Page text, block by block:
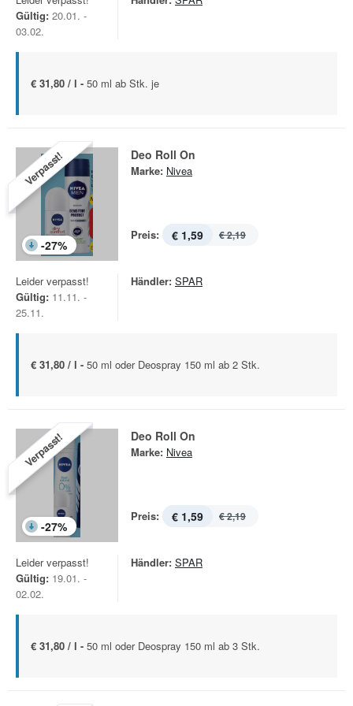
Gültig: 20.01. -
03.02.
€ 31,80 / l - 50 ml ab Stk. je
Verpasst!
-27%
Deo Roll On
Marke: Nivea
Preis: € 1,59 € 2,19
Leider verpasst!
Gültig: 11.11. -
25.11.
Händler: SPAR
€ 31,80 / l - 50 ml oder Deospray 150 ml ab 2 Stk.
Verpasst!
-27%
Deo Roll On
Marke: Nivea
Preis: € 1,59 € 2,19
Leider verpasst!
Gültig: 19.01. -
02.02.
Händler: SPAR
€ 31,80 / l - 50 ml oder Deospray 150 ml ab 3 Stk.